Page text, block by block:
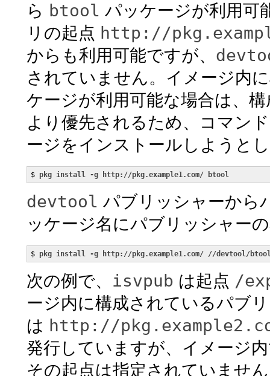
ら btool パッケージが利用可
リの起点 http://
からも利用可能ですが、
されていません。イメージ内
ケージが利用可能な場合は、
より優先されるため、コマン
ージをインストールしようと
$ pkg install -g http://pkg.example1.com/ btool
devtool パブリッシャーから
ッケージ名にパブリッシャー
$ pkg install -g http://pkg.example1.com/ //devtool/
次の例で、 isvpub は起点 /
ージ内に構成されているパブ
は http://
発行していますが、イメージ
その起点は指定されていませ